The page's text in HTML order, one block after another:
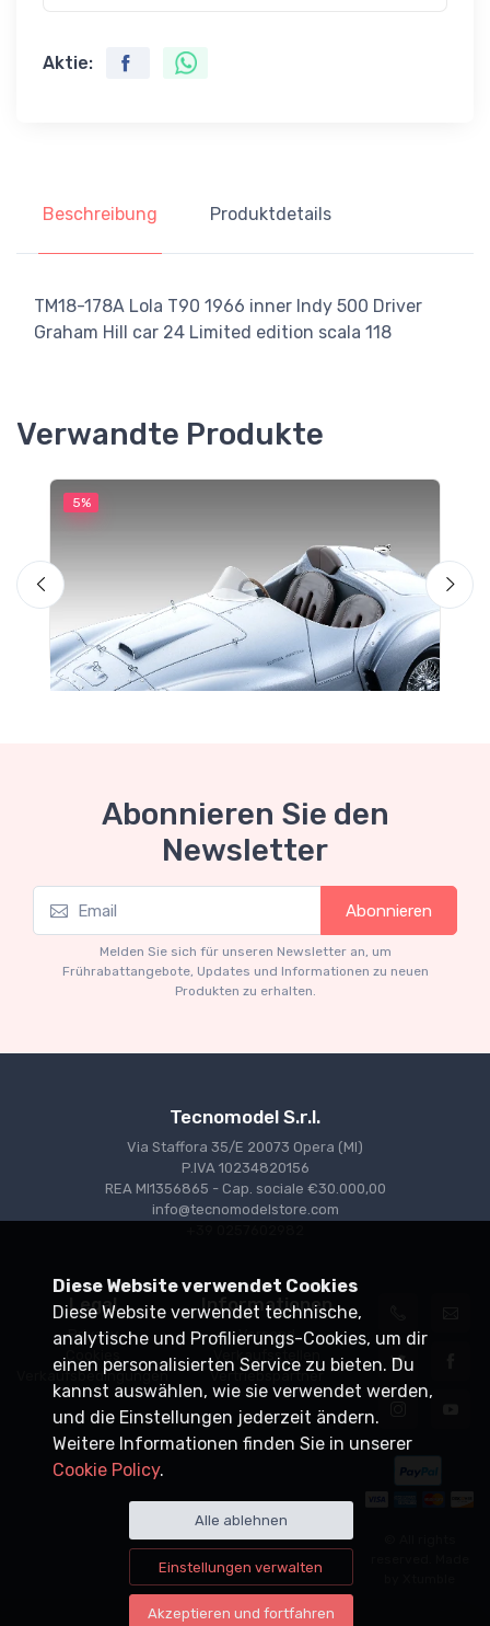
Aktie:
Beschreibung Produktdetails
TM18-178A Lola T90 1966 inner Indy 500 Driver
Graham Hill car 24 Limited edition scala 118
Verwandte Produkte
5%
Mythos Collection 1-18
Ferrari 166 MM Abarth Metallic Silver Press
€227.05 €239.00
Abonnieren Sie den
Newsletter
Abonnieren
Melden Sie sich für unseren Newsletter an, um
Frührabattangebote, Updates und Informationen zu neuen
Produkten zu erhalten.
Tecnomodel S.r.l.
Via Staffora 35/E 20073 Opera (MI)
P.IVA 10234820156
REA MI1356865 - Cap. sociale €30.000,00
info@tecnomodelstore.com
Legal
Privacy
Cookies
Verkaufsbedingungen
Informationen
Versand
Verkaufsstellen
Vertriebspartner
Diese Website verwendet Cookies
Diese Website verwendet technische,
analytische und Profilierungs-Cookies, um dir
einen personalisierten Service zu bieten. Du
kannst auswählen, wie sie verwendet werden,
und die Einstellungen jederzeit ändern.
Weitere Informationen finden Sie in unserer
Cookie Policy.
Alle ablehnen
Einstellungen verwalten
Akzeptieren und fortfahren